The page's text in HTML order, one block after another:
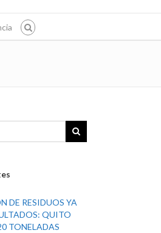
DE RESIDUOS YA
QUITO
TONELADAS